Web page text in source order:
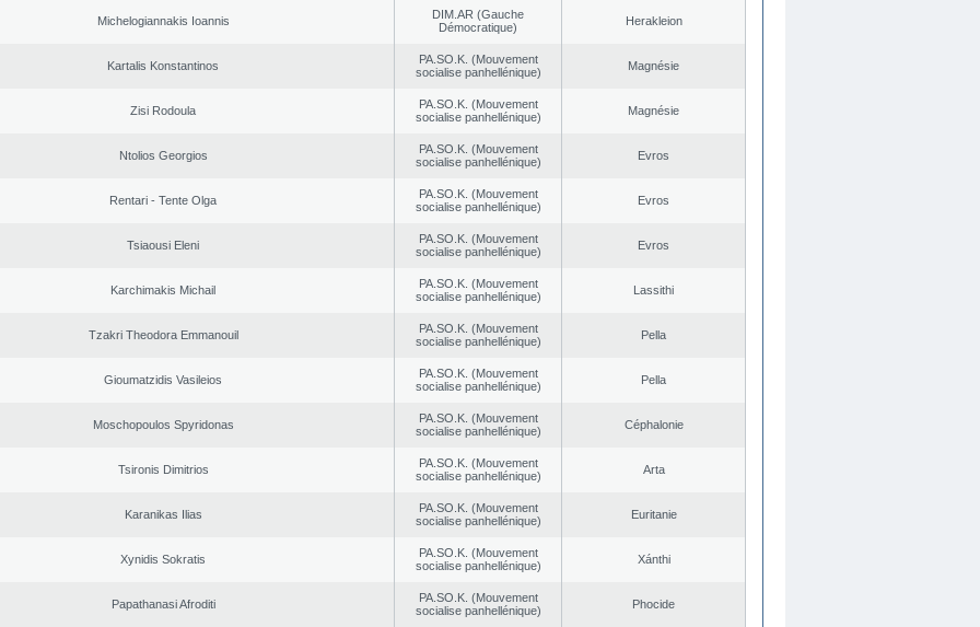
Michelogiannakis Ioannis
DIM.AR (Gauche
Démocratique)
Herakleion
Kartalis Konstantinos
PA.SO.K. (Mouvement
socialise panhellénique)
Magnésie
Zisi Rodoula
PA.SO.K. (Mouvement
socialise panhellénique)
Magnésie
Ntolios Georgios
PA.SO.K. (Mouvement
socialise panhellénique)
Evros
Rentari - Tente Olga
PA.SO.K. (Mouvement
socialise panhellénique)
Evros
Tsiaousi Eleni
PA.SO.K. (Mouvement
socialise panhellénique)
Evros
Karchimakis Michail
PA.SO.K. (Mouvement
socialise panhellénique)
Lassithi
Tzakri Theodora Emmanouil
PA.SO.K. (Mouvement
socialise panhellénique)
Pella
Gioumatzidis Vasileios
PA.SO.K. (Mouvement
socialise panhellénique)
Pella
Moschopoulos Spyridonas
PA.SO.K. (Mouvement
socialise panhellénique)
Céphalonie
Tsironis Dimitrios
PA.SO.K. (Mouvement
socialise panhellénique)
Arta
Karanikas Ilias
PA.SO.K. (Mouvement
socialise panhellénique)
Euritanie
Xynidis Sokratis
PA.SO.K. (Mouvement
socialise panhellénique)
Xánthi
Papathanasi Afroditi
PA.SO.K. (Mouvement
socialise panhellénique)
Phocide